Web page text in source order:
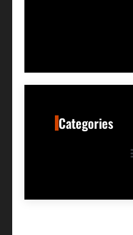
Categories